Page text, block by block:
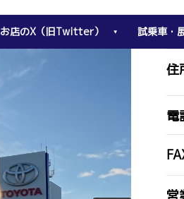
お店のX（旧Twitter） 試乗車・
住
電